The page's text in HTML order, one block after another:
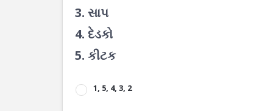
3. સાપ
4. દેડકો
5. કીટક
1, 5, 4, 3, 2